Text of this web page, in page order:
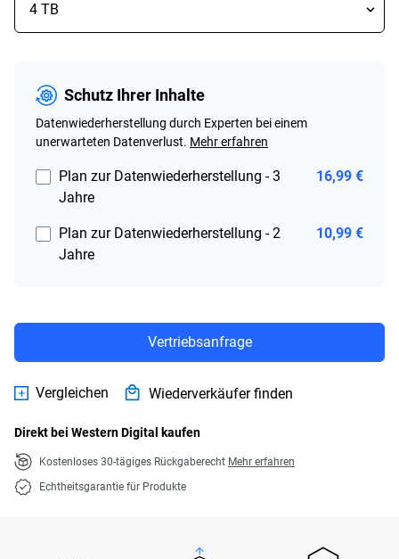
Schutz Ihrer Inhalte
Datenwiederherstellung durch Experten bei einem
unerwarteten Datenverlust. Mehr erfahren
Plan zur Datenwiederherstellung - 3
Jahre
16,99 €
Plan zur Datenwiederherstellung - 2
Jahre
10,99 €
Vertriebsanfrage
Vergleichen Wiederverkäufer finden
Direkt bei Western Digital kaufen
Kostenloses 30-tägiges Rückgaberecht Mehr erfahren
Echtheitsgarantie für Produkte